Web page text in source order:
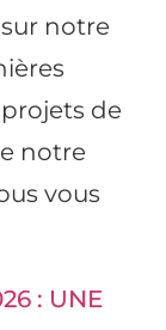
notre
de
notre
vous
: UNE